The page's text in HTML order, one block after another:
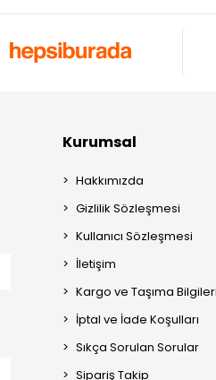
Kurumsal
Hakkımızda
Gizlilik Sözleşmesi
Kullanıcı Sözleşmesi
İletişim
Kargo ve Taşıma Bilgileri
İptal ve İade Koşulları
Sıkça Sorulan Sorular
Sipariş Takip